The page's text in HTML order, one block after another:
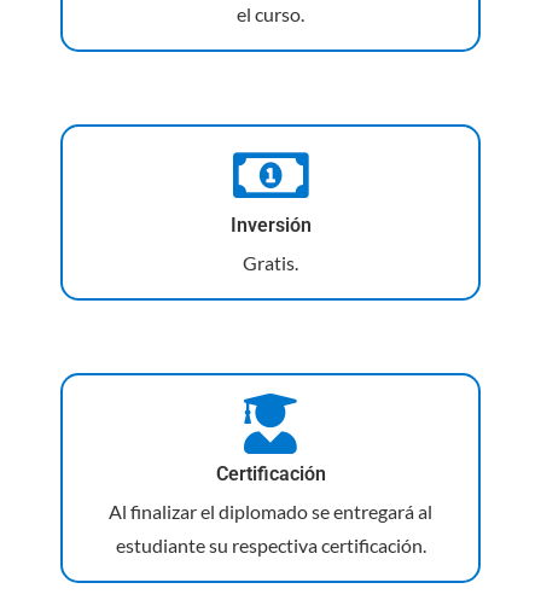
el curso.
Inversión
Gratis.
Certificación
Al finalizar el diplomado se entregará al
estudiante su respectiva certificación.